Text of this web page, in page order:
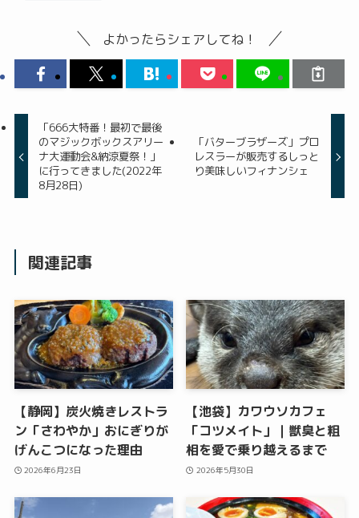
よかったらシェアしてね！
「666大特番！最初で最後
のマジックボックスアリー
ナ大運動会&納涼夏祭！」
に行ってきました(2022年
8月28日)
「バターブラザーズ」プロ
レスラーが販売するしっと
り美味しいフィナンシェ
関連記事
【静岡】炭火焼きレストラ
ン「さわやか」おにぎりが
げんこつになった理由
2026年6月23日
【池袋】カワウソカフェ
「コツメイト」｜獣臭と粗
相を愛で乗り越えるまで
2026年5月30日